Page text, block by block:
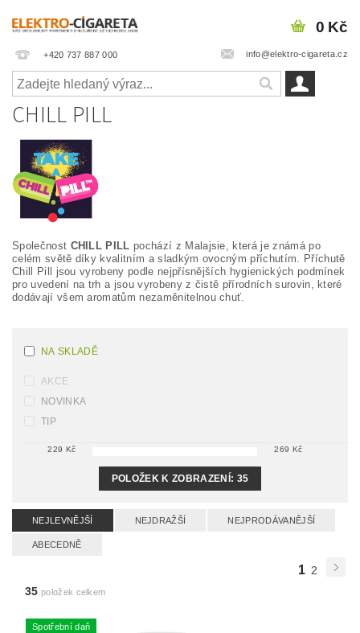
+420 737 887 000 info@elektro-cigareta.cz
0 Kč
CHILL PILL
Společnost CHILL PILL pochází z Malajsie, která je známá po
celém světě díky kvalitním a sladkým ovocným příchutím. Příchutě
Chill Pill jsou vyrobeny podle nejpřísnějších hygienických podmínek
pro uvedení na trh a jsou vyrobeny z čistě přírodních surovin, které
dodávají všem aromatům nezaměnitelnou chuť.
NA SKLADĚ
AKCE
NOVINKA
TIP
229 Kč 269 Kč
POLOŽEK K ZOBRAZENÍ: 35
NEJLEVNĚJŠÍ NEJDRAŽŠÍ NEJPRODÁVANĚJŠÍ
ABECEDNĚ
1 2
35 položek celkem
Spotřební daň